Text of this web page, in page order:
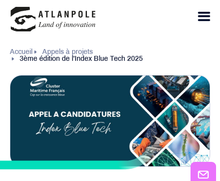
Accueil
Appels à projets
3ème édition de l’Index Blue Tech 2025